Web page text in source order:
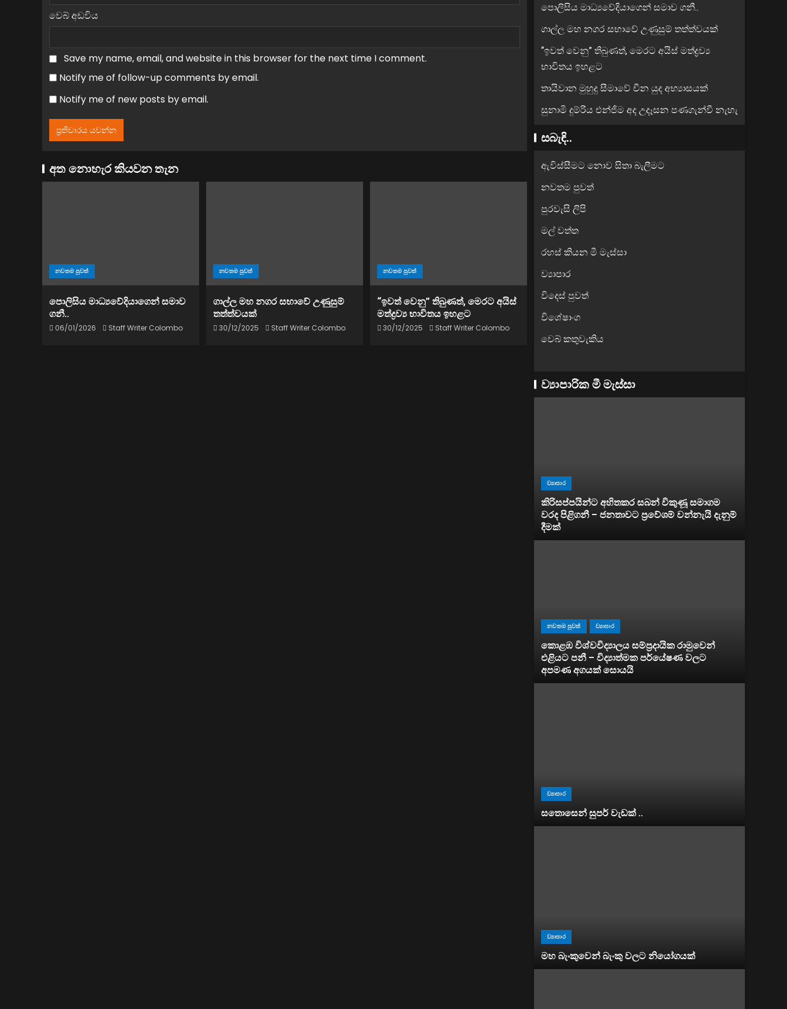
වෙබ් අඩවිය
Save my name, email, and website in this browser for the next time I comment.
Notify me of follow-up comments by email.
Notify me of new posts by email.
අත නොහැර කියවන තැන
නවතම පුවත්
පොලිසිය මාධ්‍යවේදියාගෙන් සමාව
ගනී..
06/01/2026 Staff Writer Colombo
නවතම පුවත්
ගාල්ල මහ නගර සභාවේ උණුසුම්
තත්ත්වයක්
30/12/2025 Staff Writer Colombo
නවතම පුවත්
“ඉවත් වෙනු” තිබුණත්, මෙරට අයිස්
මත්ද්‍රව්‍ය භාවිතය ඉහළට
30/12/2025 Staff Writer Colombo
පොලිසිය මාධ්‍යවේදියාගෙන් සමාව ගනී..
ගාල්ල මහ නගර සභාවේ උණුසුම් තත්ත්වයක්
“ඉවත් වෙනු” තිබුණත්, මෙරට අයිස් මත්ද්‍රව්‍ය
භාවිතය ඉහළට
තායිවාන මුහුදු සීමාවේ චීන යුද අභ්‍යාසයක්
සුනාමි දුම්රිය එන්ජිම අද උදෑසන පණගැන්වී නැහැ
සබැඳි..
ඇවිස්සීමට නොව සිතා බැලීමට
නවතම පුවත්
පුරවැසි ලිපි
මල් වත්ත
රහස් කියන මී මැස්සා
ව්‍යාපාර
විදෙස් පුවත්
විශේෂාංග
වෙබ් කතුවැකිය
ව්‍යාපාරික මී මැස්සා
ව්‍යාපාර
කිරිසප්පයින්ට අහිතකර සබන් විකුණූ සමාගම
වරද පිළිගනී – ජනතාවට ප්‍රවේශම් වන්නැයි දැනුම්
දීමක්
නවතම පුවත් ව්‍යාපාර
කොළඹ විශ්වවිද්‍යාලය සම්ප්‍රදායික රාමුවෙන්
එළියට පනී – විද්‍යාත්මක පර්යේෂණ වලට
අපමණ අගයක් සොයයි
ව්‍යාපාර
සතොසෙන් සුපර් වැඩක් ..
ව්‍යාපාර
මහ බැංකුවෙන් බැංකු වලට නියෝගයක්